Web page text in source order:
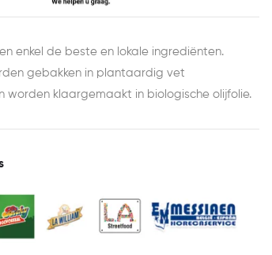
enkel de beste en lokale ingrediënten.
gebakken in plantaardig vet
worden klaargemaakt in biologische olijfolie.